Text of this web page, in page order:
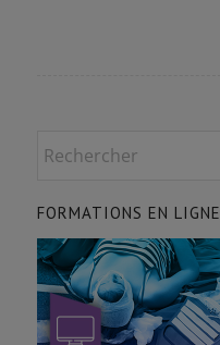
FORMATIONS EN LIGNE